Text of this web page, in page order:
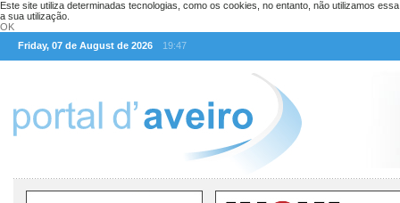
Este site utiliza determinadas tecnologias, como os cookies, no entanto, não utilizamos
a sua utilização.
OK
Friday, 07 de August de 2026
19:47